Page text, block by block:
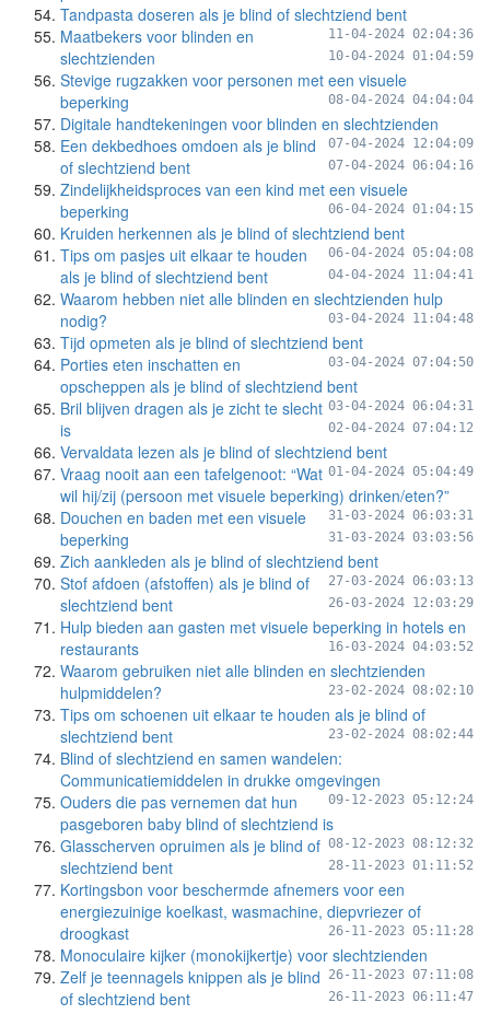
Tandpasta doseren als je blind of slechtziend bent
11-04-2024 02:04:36
Maatbekers voor blinden en
slechtzienden
10-04-2024 01:04:59
Stevige rugzakken voor personen met een visuele
beperking
08-04-2024 04:04:04
Digitale handtekeningen voor blinden en slechtzienden
07-04-2024 12:04:09
Een dekbedhoes omdoen als je blind
of slechtziend bent
07-04-2024 06:04:16
Zindelijkheidsproces van een kind met een visuele
beperking
06-04-2024 01:04:15
Kruiden herkennen als je blind of slechtziend bent
06-04-2024 05:04:08
Tips om pasjes uit elkaar te houden
als je blind of slechtziend bent
04-04-2024 11:04:41
Waarom hebben niet alle blinden en slechtzienden hulp
nodig?
03-04-2024 11:04:48
Tijd opmeten als je blind of slechtziend bent
03-04-2024 07:04:50
Porties eten inschatten en
opscheppen als je blind of slechtziend bent
03-04-2024 06:04:31
Bril blijven dragen als je zicht te slecht
is
02-04-2024 07:04:12
Vervaldata lezen als je blind of slechtziend bent
01-04-2024 05:04:49
Vraag nooit aan een tafelgenoot: “Wat
wil hij/zij (persoon met visuele beperking) drinken/eten?”
31-03-2024 06:03:31
Douchen en baden met een visuele
beperking
31-03-2024 03:03:56
Zich aankleden als je blind of slechtziend bent
27-03-2024 06:03:13
Stof afdoen (afstoffen) als je blind of
slechtziend bent
26-03-2024 12:03:29
Hulp bieden aan gasten met visuele beperking in hotels en
restaurants
16-03-2024 04:03:52
Waarom gebruiken niet alle blinden en slechtzienden
hulpmiddelen?
23-02-2024 08:02:10
Tips om schoenen uit elkaar te houden als je blind of
slechtziend bent
23-02-2024 08:02:44
Blind of slechtziend en samen wandelen:
Communicatiemiddelen in drukke omgevingen
09-12-2023 05:12:24
Ouders die pas vernemen dat hun
pasgeboren baby blind of slechtziend is
08-12-2023 08:12:32
Glasscherven opruimen als je blind of
slechtziend bent
28-11-2023 01:11:52
Kortingsbon voor beschermde afnemers voor een
energiezuinige koelkast, wasmachine, diepvriezer of
droogkast
26-11-2023 05:11:28
Monoculaire kijker (monokijkertje) voor slechtzienden
26-11-2023 07:11:08
Zelf je teennagels knippen als je blind
of slechtziend bent
26-11-2023 06:11:47